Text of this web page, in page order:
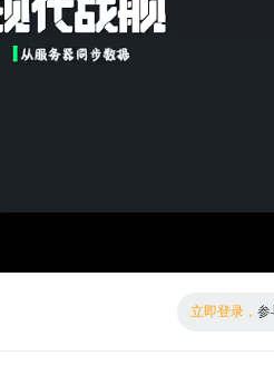
倍数
立即登录，参